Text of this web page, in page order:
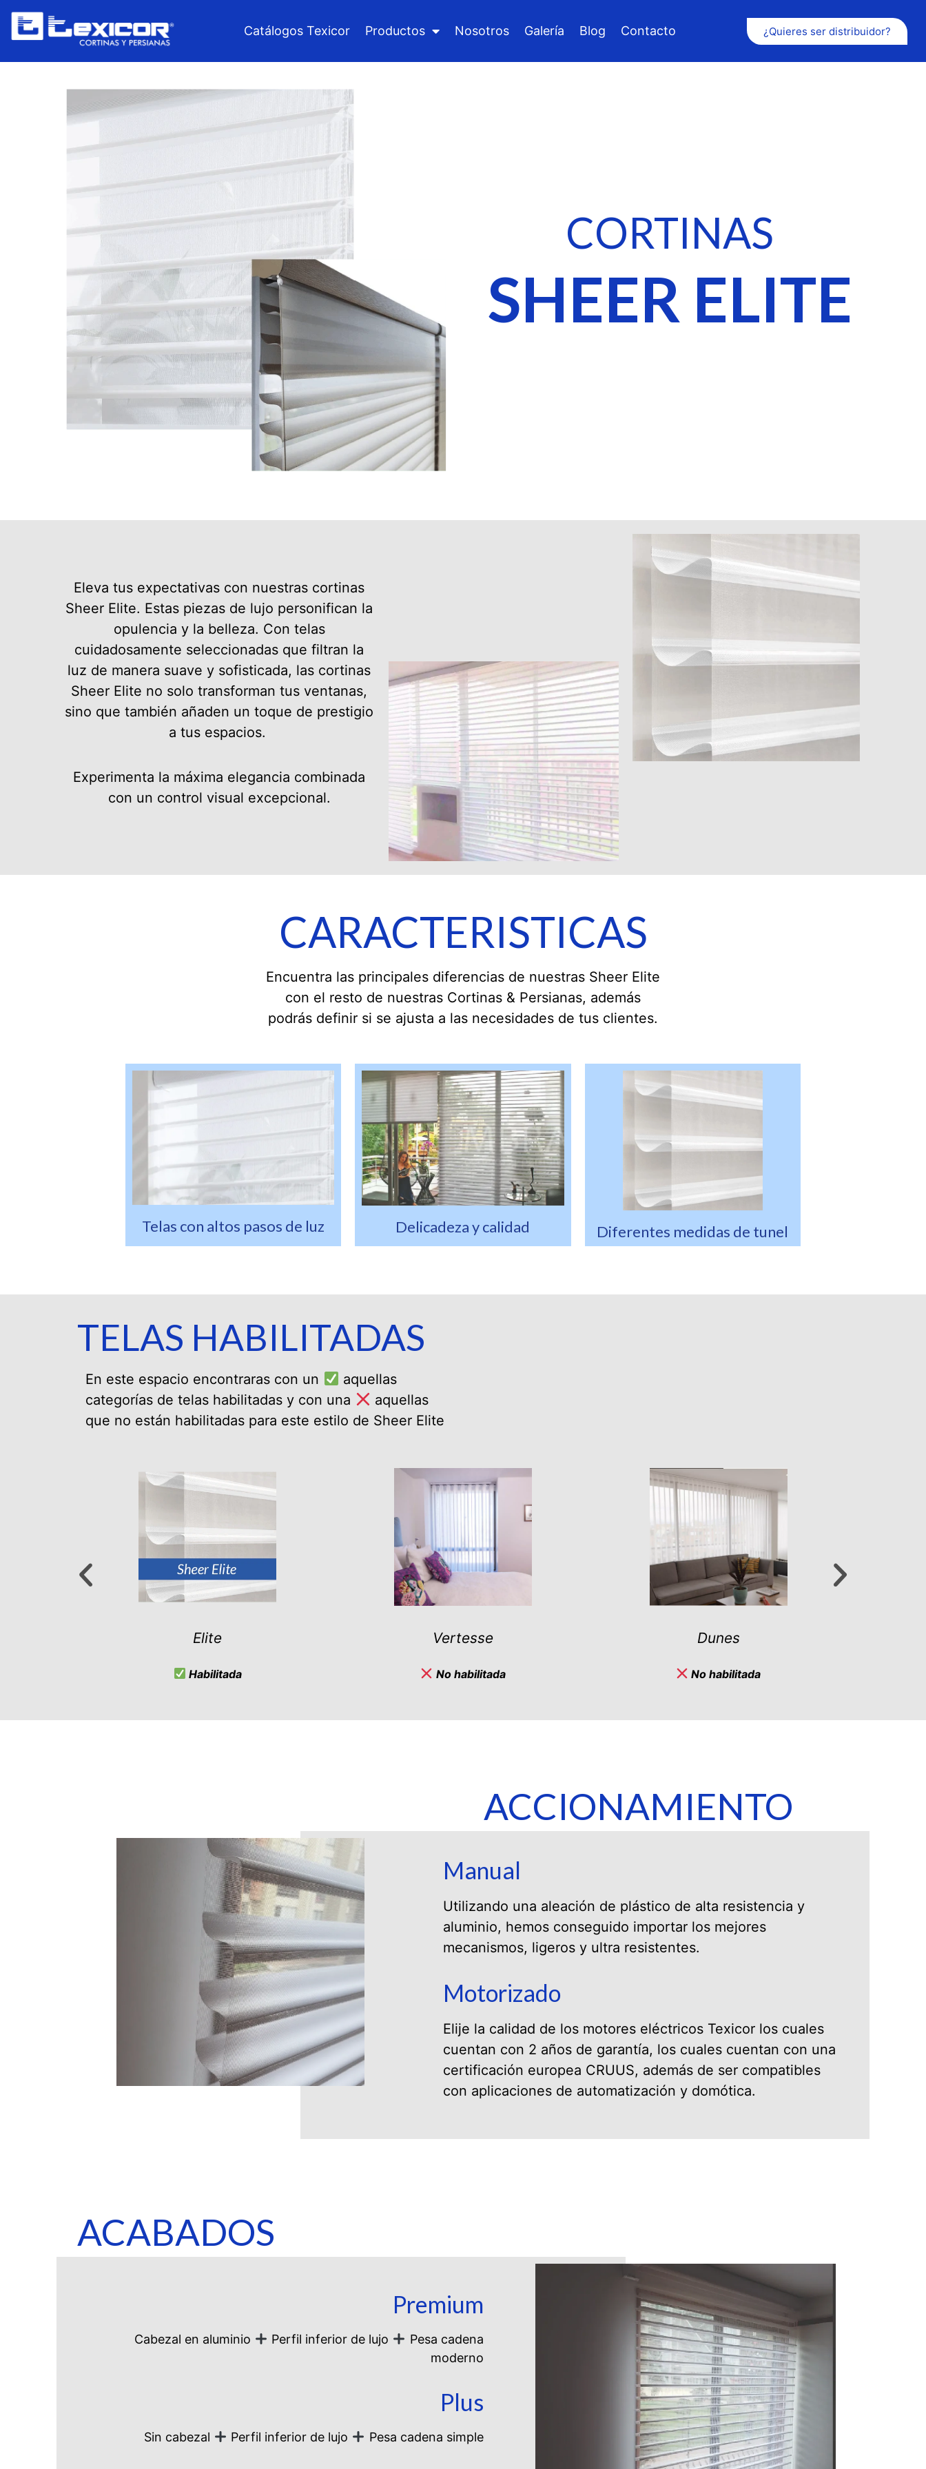
Catálogos Texicor Productos Nosotros Galería Blog Contacto ¿Quieres ser distribuidor?
CORTINAS
SHEER ELITE
Eleva tus expectativas con nuestras cortinas
Sheer Elite. Estas piezas de lujo personifican la
opulencia y la belleza. Con telas
cuidadosamente seleccionadas que filtran la
luz de manera suave y sofisticada, las cortinas
Sheer Elite no solo transforman tus ventanas,
sino que también añaden un toque de prestigio
a tus espacios.
Experimenta la máxima elegancia combinada
con un control visual excepcional.
CARACTERISTICAS
Encuentra las principales diferencias de nuestras Sheer Elite
con el resto de nuestras Cortinas & Persianas, además
podrás definir si se ajusta a las necesidades de tus clientes.
Telas con altos pasos de luz Delicadeza y calidad Diferentes medidas de tunel
TELAS HABILITADAS
En este espacio encontraras con un
aquellas
categorías de telas habilitadas y con una
aquellas
que no están habilitadas para este estilo de Sheer Elite
Vertesse
No habilitada
Dunes
No habilitada
Sheer Elegance Screen
No habilitada
ACCIONAMIENTO
Manual
Utilizando una aleación de plástico de alta resistencia y
aluminio, hemos conseguido importar los mejores
mecanismos, ligeros y ultra resistentes.
Motorizado
Elije la calidad de los motores eléctricos Texicor los cuales
cuentan con 2 años de garantía, los cuales cuentan con una
certificación europea CRUUS, además de ser compatibles
con aplicaciones de automatización y domótica.
ACABADOS
Premium
Cabezal en aluminio Perfil inferior de lujo
Pesa cadena
moderno
Plus
Sin cabezal Perfil inferior de lujo Pesa cadena simple